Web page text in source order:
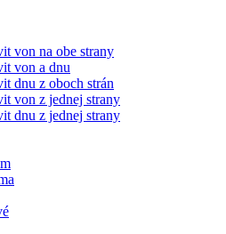
von na obe strany
von a dnu
dnu z oboch strán
von z jednej strany
dnu z jednej strany